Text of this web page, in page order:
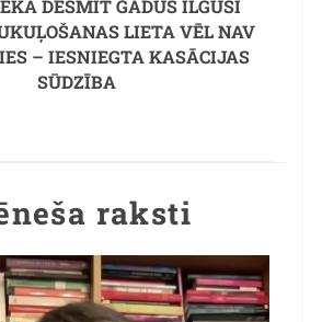
DESMIT GADUS ILGUSĪ
LIETA VĒL NAV
– IESNIEGTA KASĀCIJAS
SŪDZĪBA
raksti